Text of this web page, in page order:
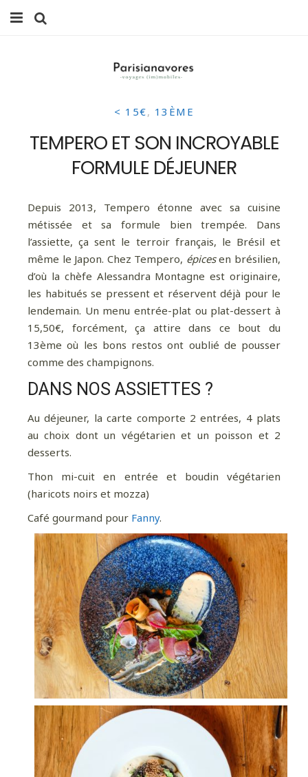
FAMILLE
VOYAGES
WEEK-ENDS
LIFESTYLE
CULTURE
0 ITEMS -0,00€
< 15€, 13ÈME
TEMPERO ET SON INCROYABLE
FORMULE DÉJEUNER
Depuis 2013, Tempero étonne avec sa cuisine
métissée et sa formule bien trempée. Dans
l’assiette, ça sent le terroir français, le Brésil et
même le Japon. Chez Tempero, épicesen brésilien,
d’où la chèfe Alessandra Montagne est originaire,
les habitués se pressent et réservent déjà pour le
lendemain. Un menu entrée-plat ou plat-dessert à
15,50€, forcément, ça attire dans ce bout du
13ème où les bons restos ont oublié de pousser
comme des champignons.
DANS NOS ASSIETTES ?
Au déjeuner, la carte comporte 2 entrées, 4 plats
au choix dont un végétarien et un poisson et 2
desserts.
Thon mi-cuit en entrée et boudin végétarien
(haricots noirs et mozza)
Café gourmand pour Fanny.